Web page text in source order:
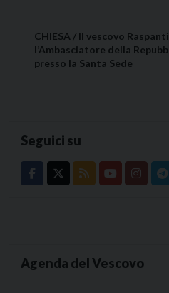
CHIESA / Il vescovo
l’Ambasciatore della
presso la Santa Sede
Seguici su
Agenda del Vescovo